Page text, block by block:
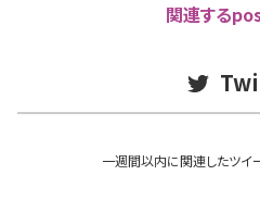
関連する
一週間以内に関連したツイ